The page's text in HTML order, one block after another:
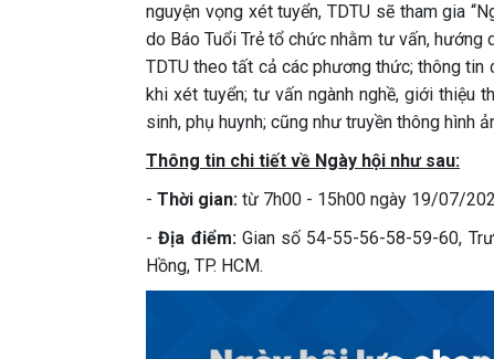
nguyện vọng xét tuyển, TDTU sẽ tham gia
do Báo Tuổi Trẻ tổ chức nhằm tư vấn,
TDTU theo tất cả các phương thức; thông
khi xét tuyển; tư vấn ngành nghề, giới thiệu
sinh, phụ huynh; cũng như truyền thông hình
Thông tin chi tiết về Ngày hội như sau:
- Thời gian: từ 7h00 - 15h00 ngày 19/07/
-Địa điểm:Gian số 54-55-56-58-59-60,
Hồng, TP. HCM.